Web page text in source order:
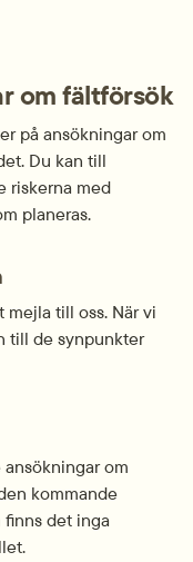
om fältförsök
på ansökningar om
Du kan till
riskerna med
planeras.
till oss. När vi
till de synpunkter
om
kommande
det inga